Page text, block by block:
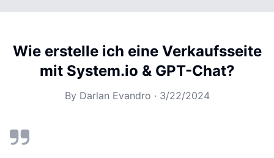
Wie erstelle ich eine Verkaufsseite
mit System.io & GPT-Chat?
By Darlan Evandro · 3/22/2024